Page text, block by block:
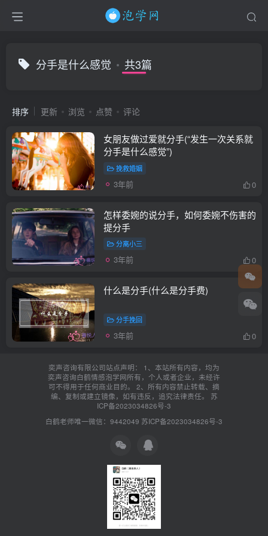
分手是什么感觉 共3篇
排序 更新 浏览 点赞 评论
女朋友做过爱就分手(“发生一次关系就
分手是什么感觉”)
挽救婚姻
3年前 0
怎样委婉的说分手，如何委婉不伤害的
提分手
分离小三
3年前 0
什么是分手(什么是分手费)
分手挽回
3年前 0
奕声咨询有限公司站点声明： 1、本站所有内容，均为
奕声咨询白鹤情感泡学网所有，个人或者企业，未经许
可不得用于任何商业目的。 2、所有内容禁止转载、摘
编、复制或建立镜像，如有违反，追究法律责任。 苏
ICP备2023034826号-3
白鹤老师唯一微信：9442049 苏ICP备2023034826号-3